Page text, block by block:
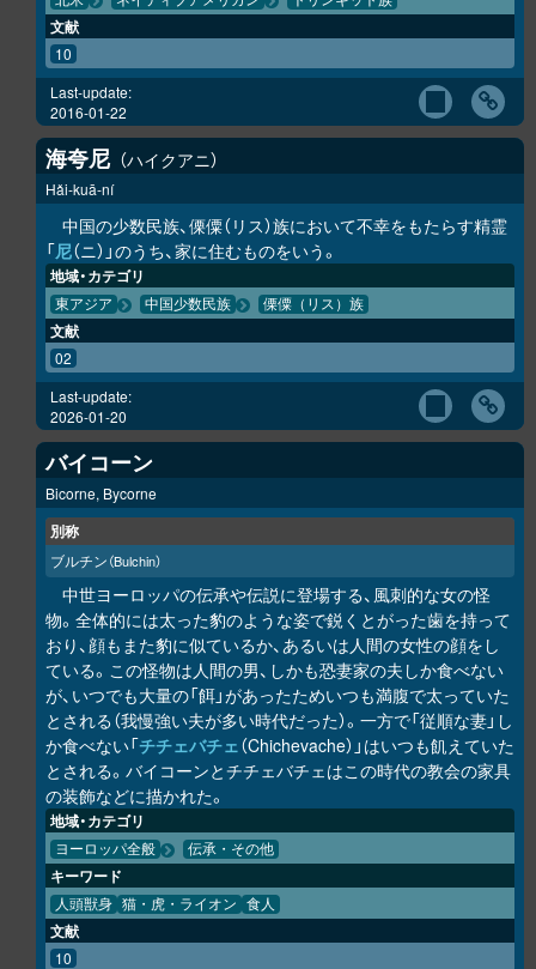
文献
10
Last-update:
2016-01-22
海夸尼 ハイクアニ
Hǎi-kuā-ní
中国の少数民族、傈僳（リス）族において不幸をもたらす精霊
「尼（ニ）」のうち、家に住むものをいう。
地域・カテゴリ
東アジア 中国少数民族 傈僳（リス）族
文献
02
Last-update:
2026-01-20
バイコーン
Bicorne, Bycorne
別称
ブルチン（Bulchin）
中世ヨーロッパの伝承や伝説に登場する、風刺的な女の怪
物。全体的には太った豹のような姿で鋭くとがった歯を持って
おり、顔もまた豹に似ているか、あるいは人間の女性の顔をし
ている。この怪物は人間の男、しかも恐妻家の夫しか食べない
が、いつでも大量の「餌」があったためいつも満腹で太っていた
とされる（我慢強い夫が多い時代だった）。一方で「従順な妻」し
か食べない「チチェバチェ（Chichevache）」はいつも飢えていた
とされる。バイコーンとチチェバチェはこの時代の教会の家具
の装飾などに描かれた。
地域・カテゴリ
ヨーロッパ全般 伝承・その他
キーワード
人頭獣身 猫・虎・ライオン 食人
文献
10